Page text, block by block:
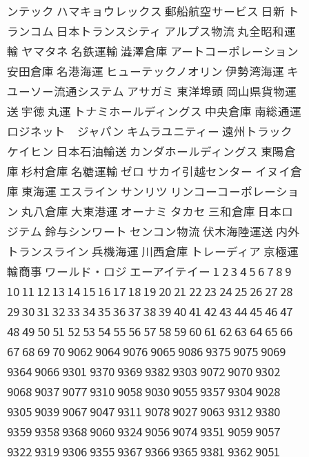
ンテック ハマキョウレックス 郵船航空サービス 日新 ト
ランコム 日本トランスシティ アルプス物流 丸全昭和運
輸 ヤマタネ 名鉄運輸 澁澤倉庫 アートコーポレーション
安田倉庫 名港海運 ヒューテックノオリン 伊勢湾海運 キ
ユーソー流通システム アサガミ 東洋埠頭 岡山県貨物運
送 宇徳 丸運 トナミホールディングス 中央倉庫 南総通運
ロジネット ジャパン キムラユニティー 遠州トラック
ケイヒン 日本石油輸送 カンダホールディングス 東陽倉
庫 杉村倉庫 名糖運輸 ゼロ サカイ引越センター イヌイ倉
庫 東海運 エスライン サンリツ リンコーコーポレーショ
ン 丸八倉庫 大東港運 オーナミ タカセ 三和倉庫 日本ロ
ジテム 鈴与シンワート センコン物流 伏木海陸運送 内外
トランスライン 兵機海運 川西倉庫 トレーディア 京極運
輸商事 ワールド・ロジ エーアイテイー 1 2 3 4 5 6 7 8 9
10 11 12 13 14 15 16 17 18 19 20 21 22 23 24 25 26 27 28
29 30 31 32 33 34 35 36 37 38 39 40 41 42 43 44 45 46 47
48 49 50 51 52 53 54 55 56 57 58 59 60 61 62 63 64 65 66
67 68 69 70 9062 9064 9076 9065 9086 9375 9075 9069
9364 9066 9301 9370 9369 9382 9303 9072 9070 9302
9068 9037 9077 9310 9058 9030 9055 9357 9304 9028
9305 9039 9067 9047 9311 9078 9027 9063 9312 9380
9359 9358 9368 9060 9324 9056 9074 9351 9059 9057
9322 9319 9306 9355 9367 9366 9365 9381 9362 9051